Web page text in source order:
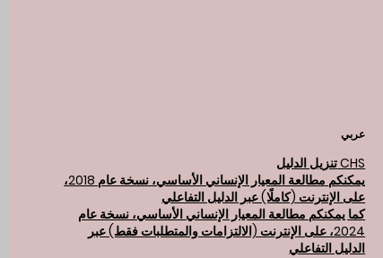
عربي
تنزيل الدليل CHS
يمكنكم مطالعة المعيار الإنساني الأساسي، نسخة عام 2018،
على الإنترنت (كاملًا) عبر الدليل التفاعلي
كما يمكنكم مطالعة المعيار الإنساني الأساسي، نسخة عام
2024، على الإنترنت (الالتزامات والمتطلبات فقط) عبر
الدليل التفاعلي